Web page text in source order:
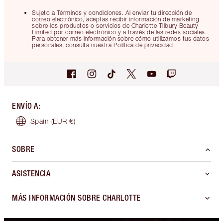
Sujeto a Términos y condiciones. Al enviar tu dirección de
correo electrónico, aceptas recibir información de marketing
sobre los productos o servicios de Charlotte Tilbury Beauty
Limited por correo electrónico y a través de las redes sociales.
Para obtener más información sobre cómo utilizamos tus datos
personales, consulta nuestra Política de privacidad.
ENVÍO A:
Spain (EUR €)
SOBRE
ASISTENCIA
MÁS INFORMACIÓN SOBRE CHARLOTTE